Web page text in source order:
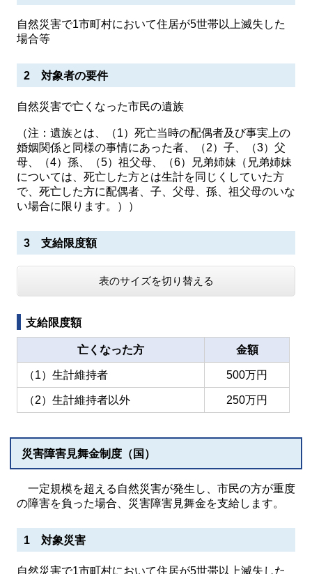
自然災害で1市町村において住居が5世帯以上滅失した
場合等
2 対象者の要件
自然災害で亡くなった市民の遺族
（注：遺族とは、（1）死亡当時の配偶者及び事実上の
婚姻関係と同様の事情にあった者、（2）子、（3）父
母、（4）孫、（5）祖父母、（6）兄弟姉妹（兄弟姉妹
については、死亡した方とは生計を同じくしていた方
で、死亡した方に配偶者、子、父母、孫、祖父母のいな
い場合に限ります。））
3 支給限度額
表のサイズを切り替える
支給限度額
亡くなった方 金額
（1）生計維持者 500万円
（2）生計維持者以外 250万円
災害障害見舞金制度（国）
一定規模を超える自然災害が発生し、市民の方が重度
の障害を負った場合、災害障害見舞金を支給します。
1 対象災害
自然災害で1市町村において住居が5世帯以上滅失した